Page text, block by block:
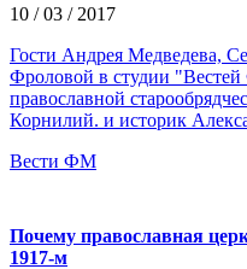
10 / 03 / 2017
Гости Андрея Медведева,
Фроловой в студии
православной
Корнилий. и историк
Вести ФМ
Почему православная
1917‑м